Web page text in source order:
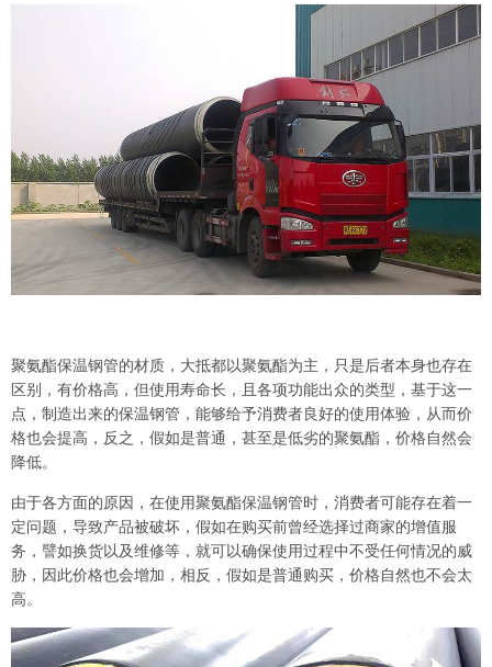
聚氨酯保温钢管的材质，大抵都以聚氨酯为主，只是后者本身也存在
区别，有价格高，但使用寿命长，且各项功能出众的类型，基于这一
点，制造出来的保温钢管，能够给予消费者良好的使用体验，从而价
格也会提高，反之，假如是普通，甚至是低劣的聚氨酯，价格自然会
降低。
由于各方面的原因，在使用聚氨酯保温钢管时，消费者可能存在着一
定问题，导致产品被破坏，假如在购买前曾经选择过商家的增值服
务，譬如换货以及维修等，就可以确保使用过程中不受任何情况的威
胁，因此价格也会增加，相反，假如是普通购买，价格自然也不会太
高。